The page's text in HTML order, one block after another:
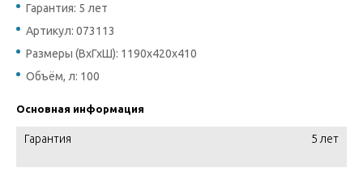
Гарантия: 5 лет
Артикул: 073113
Размеры (ВхГхШ): 1190x420x410
Объём, л: 100
Основная информация
Гарантия 5 лет